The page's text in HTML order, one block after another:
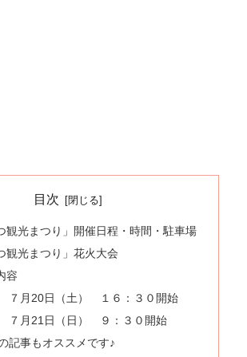
目次
観光まつり」開催日程・時間・駐車場
観光まつり」花火大会
容
７月20日（土） １６：３０開始
月21日（日） ９：３０開始
記事もオススメです♪